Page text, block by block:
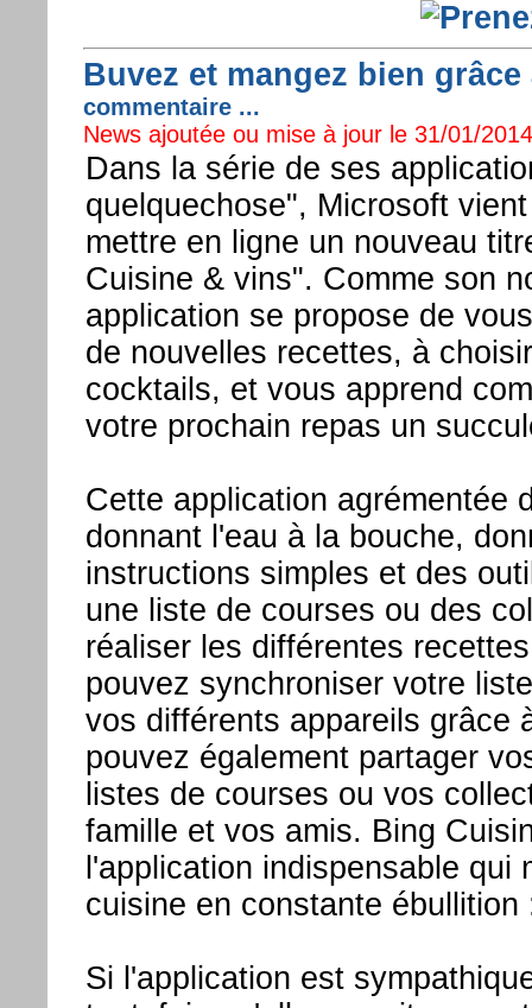
Buvez et mangez bien
commentaire ...
News ajoutée ou mise à jour le 31/01/
Dans la série de ses
quelquechose", Microsoft
mettre en ligne un nouveau
Cuisine & vins". Comme son
application se propose de
de nouvelles recettes, à
cocktails, et vous apprend
votre prochain repas un
Cette application agrémentée
donnant l'eau à la bouche,
instructions simples et des
une liste de courses ou des
réaliser les différentes
pouvez synchroniser votre
vos différents appareils grâce
pouvez également partager
listes de courses ou vos
famille et vos amis. Bing
l'application indispensable qui
cuisine en constante ébullition
Si l'application est